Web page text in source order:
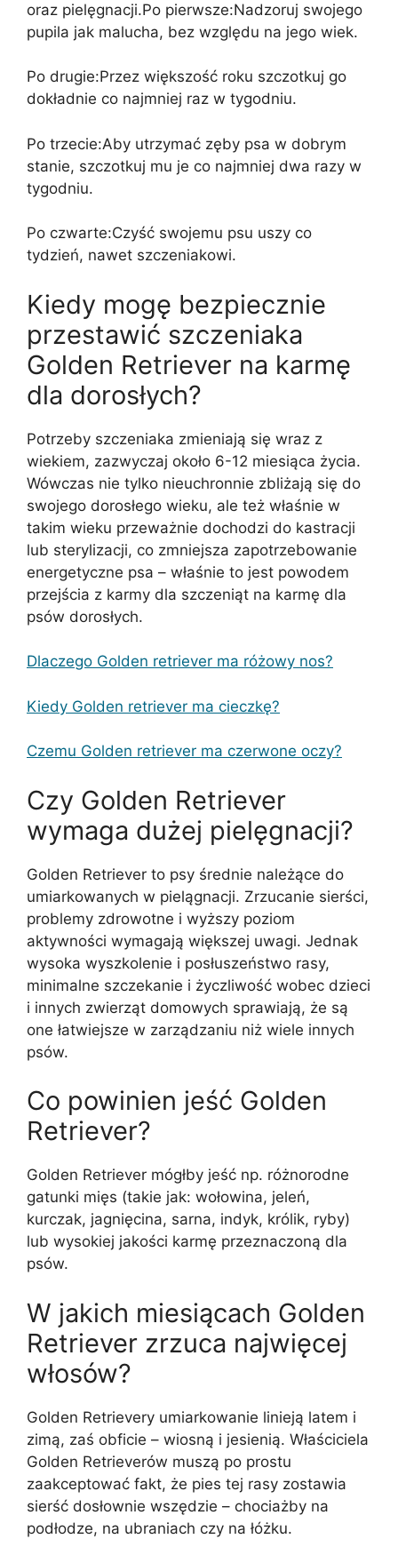
oraz pielęgnacji.Po pierwsze:Nadzoruj swojego
pupila jak malucha, bez względu na jego wiek.
Po drugie:Przez większość roku szczotkuj go
dokładnie co najmniej raz w tygodniu.
Po trzecie:Aby utrzymać zęby psa w dobrym
stanie, szczotkuj mu je co najmniej dwa razy w
tygodniu.
Po czwarte:Czyść swojemu psu uszy co
tydzień, nawet szczeniakowi.
Kiedy mogę bezpiecznie
przestawić szczeniaka
Golden Retriever na karmę
dla dorosłych?
Potrzeby szczeniaka zmieniają się wraz z
wiekiem, zazwyczaj około 6-12 miesiąca życia.
Wówczas nie tylko nieuchronnie zbliżają się do
swojego dorosłego wieku, ale też właśnie w
takim wieku przeważnie dochodzi do kastracji
lub sterylizacji, co zmniejsza zapotrzebowanie
energetyczne psa – właśnie to jest powodem
przejścia z karmy dla szczeniąt na karmę dla
psów dorosłych.
Dlaczego Golden retriever ma różowy nos?
Kiedy Golden retriever ma cieczkę?
Czemu Golden retriever ma czerwone oczy?
Czy Golden Retriever
wymaga dużej pielęgnacji?
Golden Retriever to psy średnie należące do
umiarkowanych w pielągnacji. Zrzucanie sierści,
problemy zdrowotne i wyższy poziom
aktywności wymagają większej uwagi. Jednak
wysoka wyszkolenie i posłuszeństwo rasy,
minimalne szczekanie i życzliwość wobec dzieci
i innych zwierząt domowych sprawiają, że są
one łatwiejsze w zarządzaniu niż wiele innych
psów.
Co powinien jeść Golden
Retriever?
Golden Retriever mógłby jeść np. różnorodne
gatunki mięs (takie jak: wołowina, jeleń,
kurczak, jagnięcina, sarna, indyk, królik, ryby)
lub wysokiej jakości karmę przeznaczoną dla
psów.
W jakich miesiącach Golden
Retriever zrzuca najwięcej
włosów?
Golden Retrievery umiarkowanie linieją latem i
zimą, zaś obficie – wiosną i jesienią. Właściciela
Golden Retrieverów muszą po prostu
zaakceptować fakt, że pies tej rasy zostawia
sierść dosłownie wszędzie – chociażby na
podłodze, na ubraniach czy na łóżku.